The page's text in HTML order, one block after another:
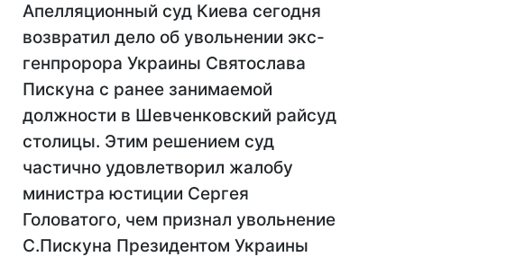
Апелляционный суд Киева сегодня
возвратил дело об увольнении экс-
генпророра Украины Святослава
Пискуна с ранее занимаемой
должности в Шевченковский райсуд
столицы. Этим решением суд
частично удовлетворил жалобу
министра юстиции Сергея
Головатого, чем признал увольнение
С.Пискуна Президентом Украины